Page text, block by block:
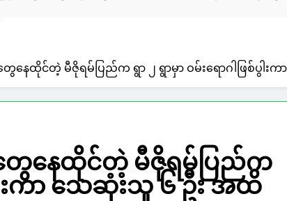
နေထိုင်တဲ့ မီဇိုရမ်ပြည်က ရွာ ၂ ရွာမှာ ဝမ်းရောဂါဖြစ်ပွါ
ေနေထိုင်တဲ့ မီဇိုရမ်ပြည်က
ါးကာ သေဆုံးသူ ၆ ဦး အထိ